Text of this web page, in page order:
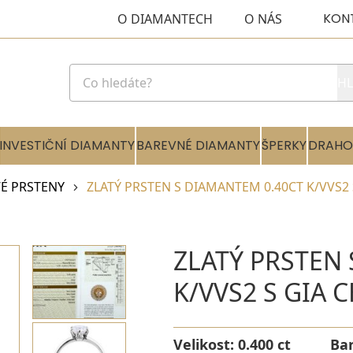
O DIAMANTECH O NÁS
INVESTIČNÍ DIAMANTYBAREVNÉ DIAMANTYŠPERKY
PRSTENY ZLATÝ PRSTEN S DIAMANTEM 0.40CT K/VVS2
ZLATÝ
K/VVS2 S GIA
Velikost: 0.400 ct